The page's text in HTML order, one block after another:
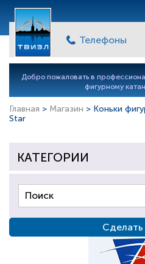
Телефоны
Добро пожаловать в
фигурному
Главная > Магазин > Коньки
Star
КАТЕГОРИИ
Сделать